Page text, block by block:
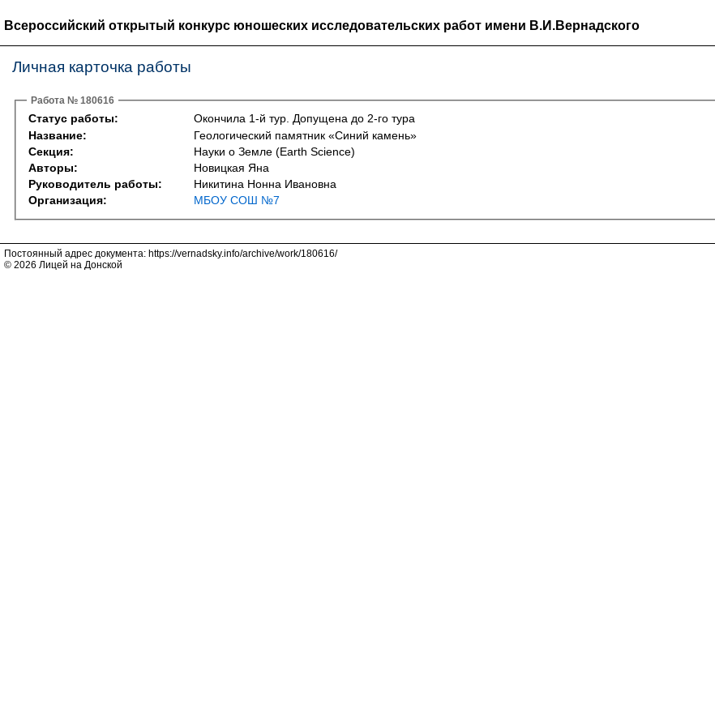
Всероссийский открытый конкурс юношеских исследовательских работ имени В.И.Вернадского
Личная карточка работы
Работа № 180616
Статус работы:
Окончила 1-й тур. Допущена до 2-го тура
Название:
Геологический памятник «Синий камень»
Секция:
Науки о Земле (Earth Science)
Авторы:
Новицкая Яна
Руководитель работы:
Никитина Нонна Ивановна
Организация:
МБОУ СОШ №7
Постоянный адрес документа: https://vernadsky.info/archive/work/180616/
© 2026 Лицей на Донской